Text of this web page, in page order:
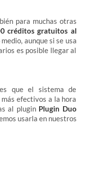
para muchas otras
créditos gratuitos al
aunque si se usa
es posible llegar al
que el sistema de
efectivos a la hora
al plugin Plugin Duo
usarla en nuestros